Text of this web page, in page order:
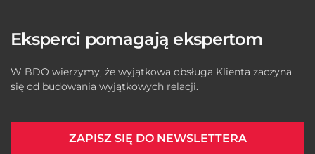
Eksperci pomagają ekspertom
W BDO wierzymy, że wyjątkowa obsługa Klienta zaczyna
się od budowania wyjątkowych relacji.
ZAPISZ SIĘ DO NEWSLETTERA